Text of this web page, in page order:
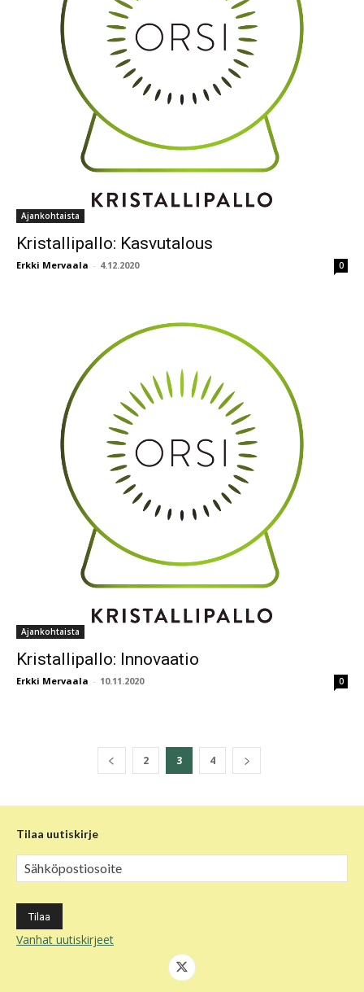
Ajankohtaista
Kristallipallo: Kasvutalous
Erkki Mervaala - 4.12.2020 0
Ajankohtaista
Kristallipallo: Innovaatio
Erkki Mervaala - 10.11.2020 0
2 3 4
Tilaa uutiskirje
Vanhat uutiskirjeet